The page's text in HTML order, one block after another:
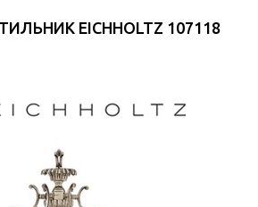
EICHHOLTZ 107118